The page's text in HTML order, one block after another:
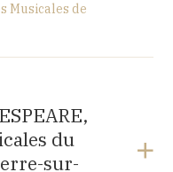
Musicales de
Rançon
du
sur-